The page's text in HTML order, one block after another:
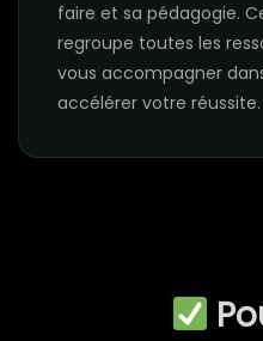
faire et sa pédagogie.
regroupe toutes les
vous accompagner
accélérer votre réussite.